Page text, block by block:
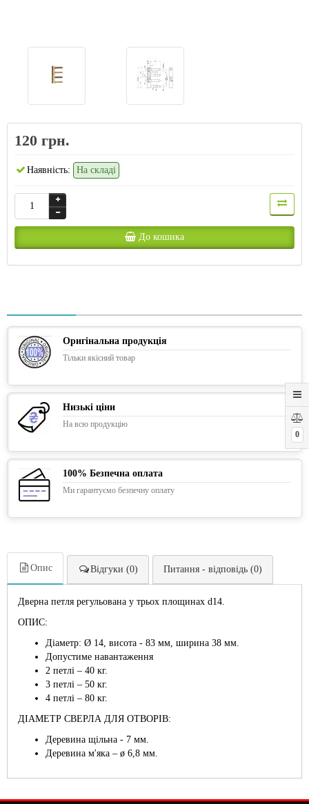
0
120 грн.
Наявність: На складі
До кошика
Оригінальна продукція
Тільки якісний товар
Низькі ціни
На всю продукцію
100% Безпечна оплата
Ми гарантуємо безпечну оплату
Опис Відгуки (0) Питання - відповідь (0)
Дверна петля регульована у трьох площинах d14.
ОПИС:
Діаметр: Ø 14, висота - 83 мм, ширина 38 мм.
Допустиме навантаження
2 петлі – 40 кг.
3 петлі – 50 кг.
4 петлі – 80 кг.
ДІАМЕТР СВЕРЛА ДЛЯ ОТВОРІВ:
Деревина щільна - 7 мм.
Деревина м'яка – ø 6,8 мм.